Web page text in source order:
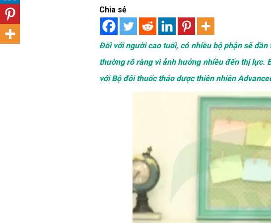
Chia sẻ
Đối với người cao tuổi, có nhiều bộ phận sẽ
thường rõ ràng vì ảnh hưởng nhiều đến thị lực.
với Bộ đôi thuốc thảo dược thiên nhiên